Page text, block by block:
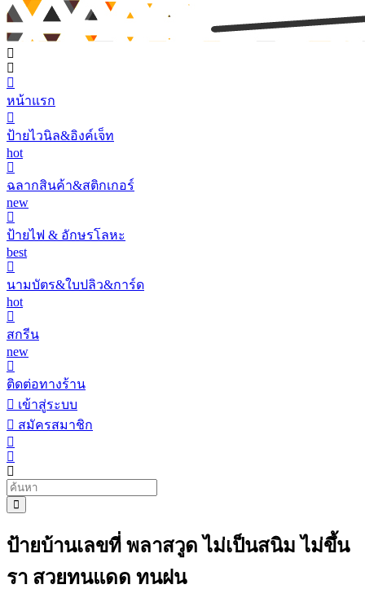
หน้าแรก
ป้ายไวนิล&อิงค์เจ็ท
hot
ฉลากสินค้า&สติกเกอร์
new
ป้ายไฟ & อักษรโลหะ
best
นามบัตร&ใบปลิว&การ์ด
hot
สกรีน
new
ติดต่อทางร้าน
เข้าสู่ระบบ
สมัครสมาชิก
ป้ายบ้านเลขที่ พลาสวูด ไม่เป็นสนิม ไม่ขึ้น
รา สวยทนแดด ทนฝน